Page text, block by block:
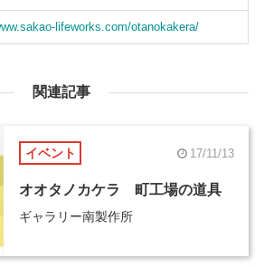
lifeworks.com/otanokakera/
関連記事
イベント 17/11/13
オオタノカケラ 町工場の道具
ギャラリー南製作所